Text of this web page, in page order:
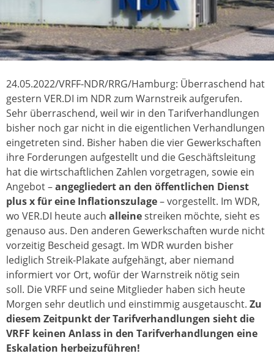
24.05.2022/VRFF-NDR/RRG/Hamburg: Überraschend hat
gestern VER.DI im NDR zum Warnstreik aufgerufen.
Sehr überraschend, weil wir in den Tarifverhandlungen
bisher noch gar nicht in die eigentlichen Verhandlungen
eingetreten sind. Bisher haben die vier Gewerkschaften
ihre Forderungen aufgestellt und die Geschäftsleitung
hat die wirtschaftlichen Zahlen vorgetragen, sowie ein
Angebot –angegliedert an den öffentlichen Dienst
plus x für eine Inflationszulage– vorgestellt. Im WDR,
wo VER.DI heute auch alleinestreiken möchte, sieht es
genauso aus. Den anderen Gewerkschaften wurde nicht
vorzeitig Bescheid gesagt. Im WDR wurden bisher
lediglich Streik-Plakate aufgehängt, aber niemand
informiert vor Ort, wofür der Warnstreik nötig sein
soll. Die VRFF und seine Mitglieder haben sich heute
Morgen sehr deutlich und einstimmig ausgetauscht. Zu
diesem Zeitpunkt der Tarifverhandlungen sieht die
VRFF keinen Anlass in den Tarifverhandlungen eine
Eskalation herbeizuführen!